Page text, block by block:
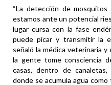
“La detección de
estamos ante un potencial
lugar cursa con la fase
puede picar y transmitir la
señaló la médica veterinaria
la gente tome consciencia
casas, dentro de
donde se acumula agua